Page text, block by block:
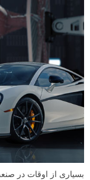
بسیاری از اوقات در